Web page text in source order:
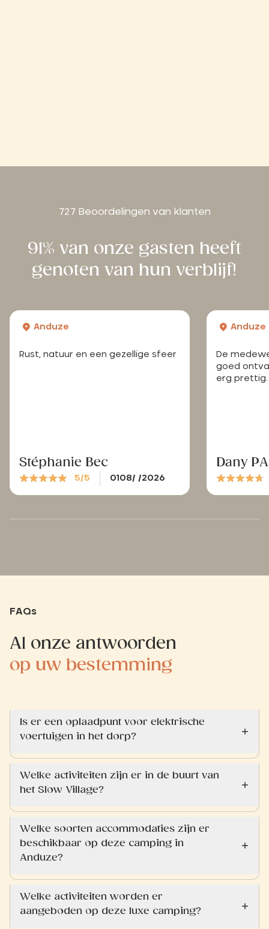
727 Beoordelingen van klanten
91% van onze gasten heeft
genoten van hun verblijf!
Anduze
Rust, natuur en een gezellige sfeer
Stéphanie Bec
5/5 0108/ /2026
Anduze
De
goed
erg prettig.
Dany
FAQs
Al onze antwoorden
op uw bestemming
Is er een oplaadpunt voor elektrische
voertuigen in het dorp?
Welke activiteiten zijn er in de buurt van
het Slow Village?
Welke soorten accommodaties zijn er
beschikbaar op deze camping in
Anduze?
Welke activiteiten worden er
aangeboden op deze luxe camping?